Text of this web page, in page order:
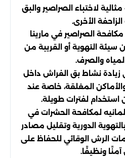
مثالية لاختباء الصراصير والبق
الأخرى.
الصراصير في مارينا
سيئة التهوية أو القريبة من
والصرف.
زيادة نشاط بق الفراش داخل
المغلقة، خاصة عند
استخدام لفترات طويلة.
لمكافحة الحشرات في
الدورية وتقليل مصادر
الرش الوقائي للحفاظ على
آمنًا ونظيفًا.